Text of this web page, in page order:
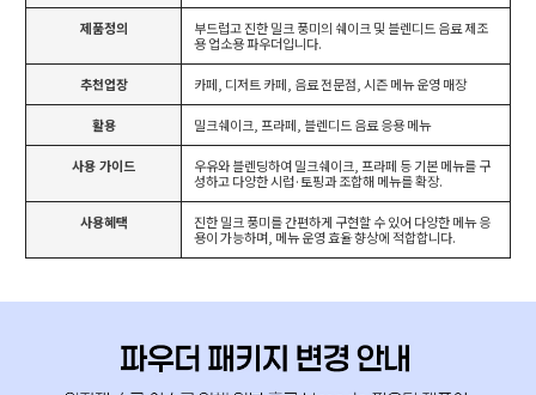
제품정의
부드럽고 진한 밀크 풍미의 쉐이크 및 블렌디드 음료 제조
용 업소용 파우더입니다.
추천업장 카페, 디저트 카페, 음료 전문점, 시즌 메뉴 운영 매장
활용 밀크쉐이크, 프라페, 블렌디드 음료 응용 메뉴
사용 가이드
우유와 블렌딩하여 밀크쉐이크, 프라페 등 기본 메뉴를 구
성하고 다양한 시럽·토핑과 조합해 메뉴를 확장.
사용혜택
진한 밀크 풍미를 간편하게 구현할 수 있어 다양한 메뉴 응
용이 가능하며, 메뉴 운영 효율 향상에 적합합니다.